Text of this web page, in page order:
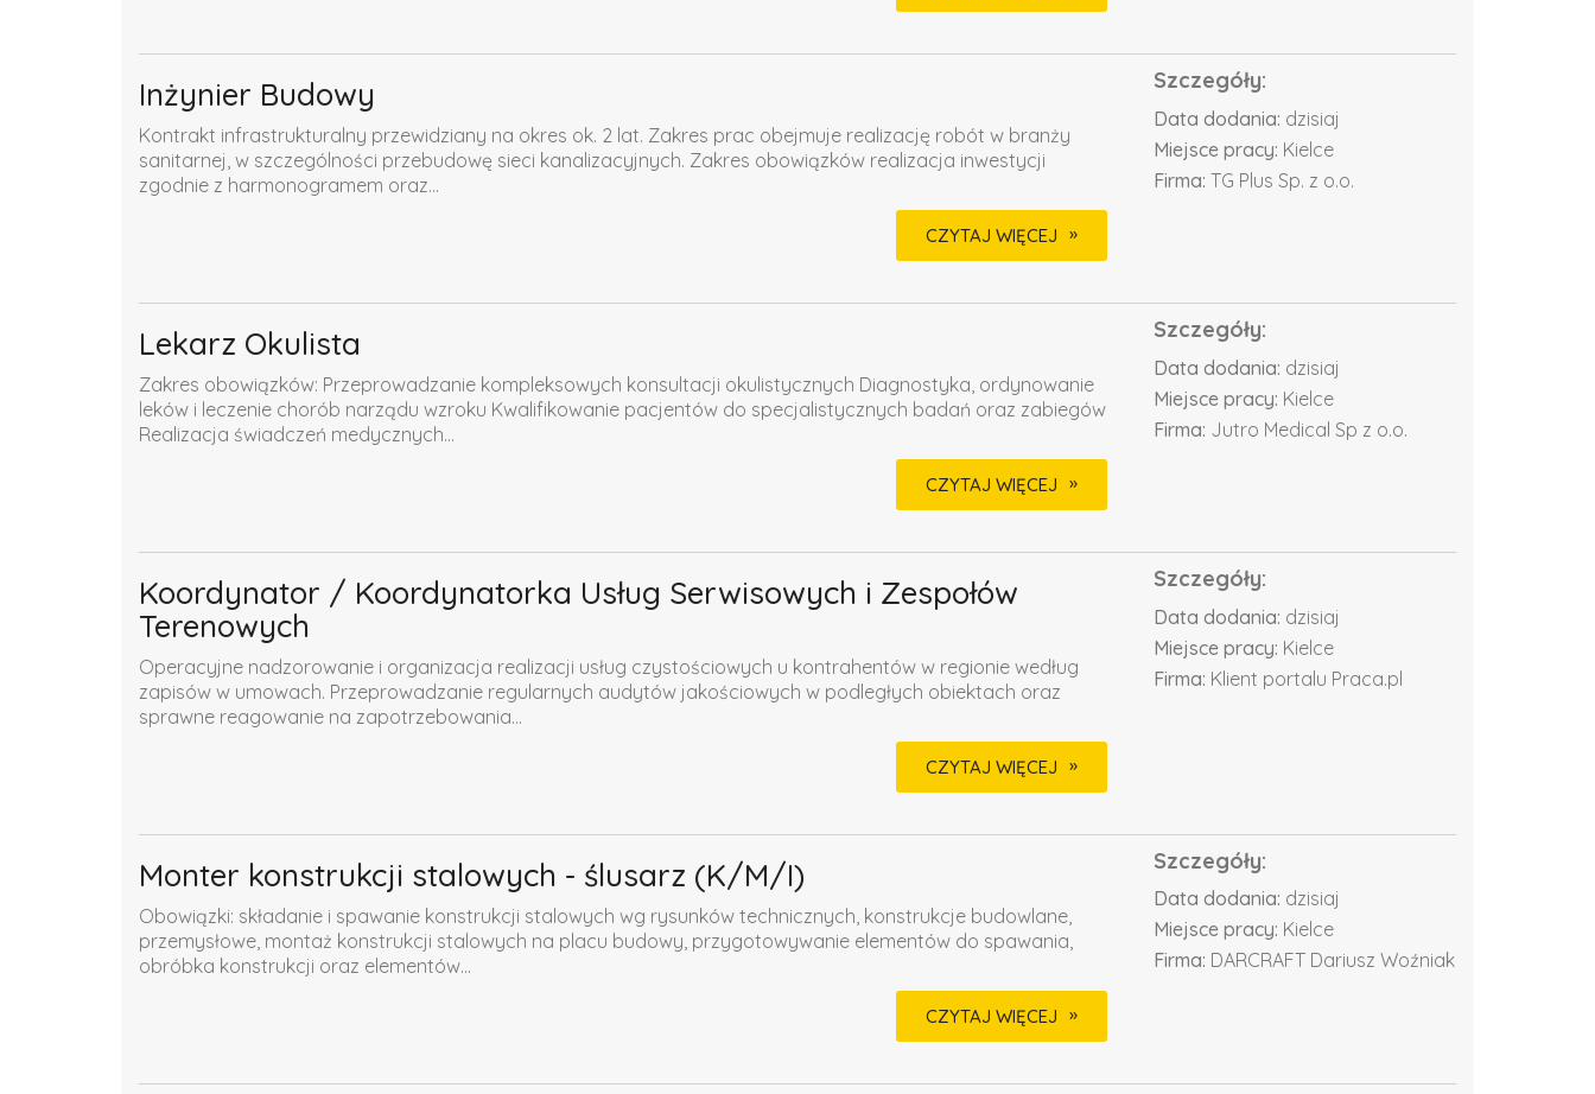
Inżynier Budowy
Kontrakt infrastrukturalny przewidziany na okres ok. 2 lat. Zakres prac obejmuje realizację robót w branży
sanitarnej, w szczególności przebudowę sieci kanalizacyjnych. Zakres obowiązków realizacja inwestycji
zgodnie z harmonogramem oraz...
Szczegóły:
Data dodania: dzisiaj
Miejsce pracy: Kielce
Firma: TG Plus Sp. z o.o.
CZYTAJ WIĘCEJ
Lekarz Okulista
Zakres obowiązków: Przeprowadzanie kompleksowych konsultacji okulistycznych Diagnostyka, ordynowanie
leków i leczenie chorób narządu wzroku Kwalifikowanie pacjentów do specjalistycznych badań oraz zabiegów
Realizacja świadczeń medycznych...
Szczegóły:
Data dodania: dzisiaj
Miejsce pracy: Kielce
Firma: Jutro Medical Sp z o.o.
CZYTAJ WIĘCEJ
Koordynator / Koordynatorka Usług Serwisowych i Zespołów
Terenowych
Operacyjne nadzorowanie i organizacja realizacji usług czystościowych u kontrahentów w regionie według
zapisów w umowach. Przeprowadzanie regularnych audytów jakościowych w podległych obiektach oraz
sprawne reagowanie na zapotrzebowania...
Szczegóły:
Data dodania: dzisiaj
Miejsce pracy: Kielce
Firma: Klient portalu Praca.pl
CZYTAJ WIĘCEJ
Monter konstrukcji stalowych - ślusarz (K/M/I)
Obowiązki: składanie i spawanie konstrukcji stalowych wg rysunków technicznych, konstrukcje budowlane,
przemysłowe, montaż konstrukcji stalowych na placu budowy, przygotowywanie elementów do spawania,
obróbka konstrukcji oraz elementów...
Szczegóły:
Data dodania: dzisiaj
Miejsce pracy: Kielce
Firma: DARCRAFT Dariusz Woźniak
CZYTAJ WIĘCEJ